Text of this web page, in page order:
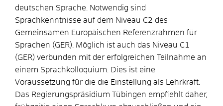
deutschen Sprache. Notwendig sind
Sprachkenntnisse auf dem Niveau C2 des
Gemeinsamen Europäischen Referenzrahmen für
Sprachen (GER). Möglich ist auch das Niveau C1
(GER) verbunden mit der erfolgreichen Teilnahme an
einem Sprachkolloquium. Dies ist eine
Voraussetzung für die die Einstellung als Lehrkraft.
Das Regierungspräsidium Tübingen empfiehlt daher,